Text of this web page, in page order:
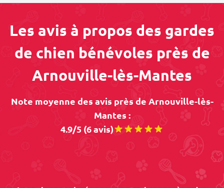
Les avis à propos des gardes
de chien bénévoles près de
Arnouville-lès-Mantes
Note moyenne des avis près de Arnouville-lès-
Mantes :
4.9/5 (6 avis)